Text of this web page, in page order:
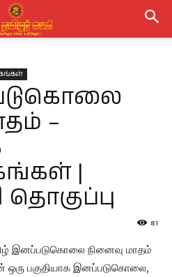
–
|
81
இனப்படுகொலை நினைவு மாதம்
ஒரு பகுதியாக இனப்படுகொலை,